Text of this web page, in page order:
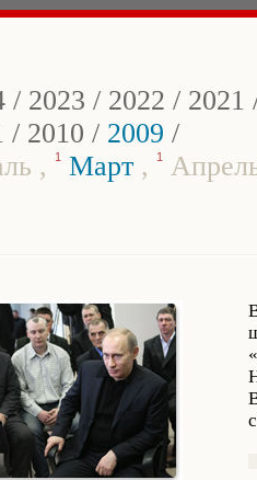
/ 2023 / 2022 / 2021
/ 2010 / 2009 /
, 1 Март , 1